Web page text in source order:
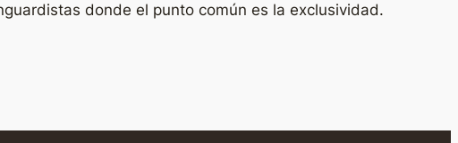
donde el punto común es la exclusividad.